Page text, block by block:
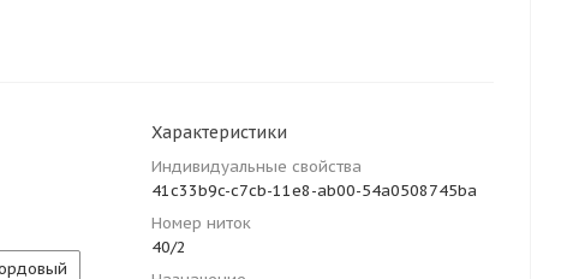
Характеристики
Индивидуальные свойства
41c33b9c-c7cb-11e8-ab00-54a0508745ba
Номер ниток
40/2